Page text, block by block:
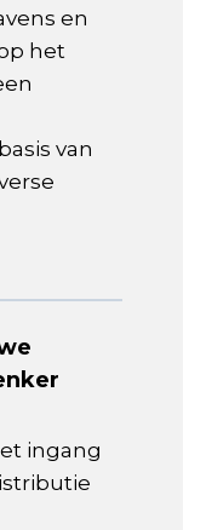
en
het
van
ingang